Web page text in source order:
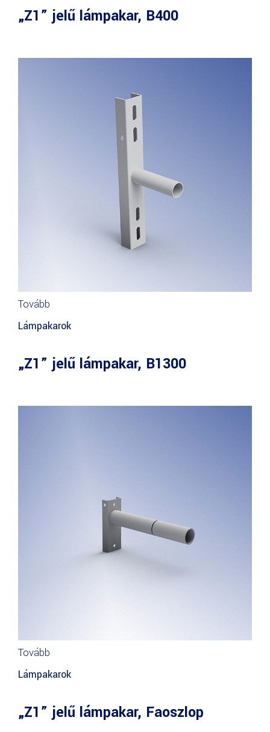
„Z1” jelű lámpakar, B400
Tovább
Lámpakarok
„Z1” jelű lámpakar, B1300
Tovább
Lámpakarok
„Z1” jelű lámpakar, Faoszlop